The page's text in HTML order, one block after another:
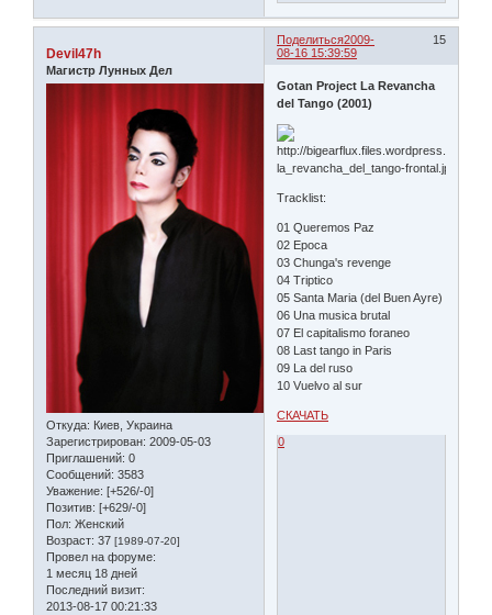
Поделиться 15
2009-
08-16 15:39:59
Devil47h
Магистр Лунных Дел
Откуда: Киев, Украина
Зарегистрирован: 2009-05-03
Приглашений: 0
Сообщений: 3583
Уважение: [+526/-0]
Позитив: [+629/-0]
Пол: Женский
Возраст: 37 [1989-07-20]
Провел на форуме:
1 месяц 18 дней
Последний визит:
2013-08-17 00:21:33
Gotan Project La Revancha
del Tango (2001)
Tracklist:
01 Queremos Paz
02 Epoca
03 Chunga's revenge
04 Triptico
05 Santa Maria (del Buen Ayre)
06 Una musica brutal
07 El capitalismo foraneo
08 Last tango in Paris
09 La del ruso
10 Vuelvo al sur
СКАЧАТЬ
0